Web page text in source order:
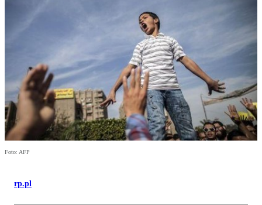
Foto: AFP
rp.pl